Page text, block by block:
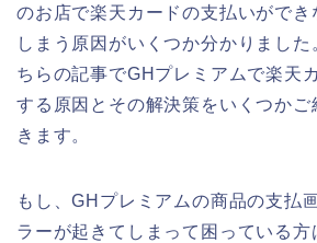
のお店で楽天カードの支払いができ
しまう原因がいくつか分かりました
ちらの記事でGHプレミアムで楽天
する原因とその解決策をいくつかご
きます。
もし、GHプレミアムの商品の支払
ラーが起きてしまって困っている方